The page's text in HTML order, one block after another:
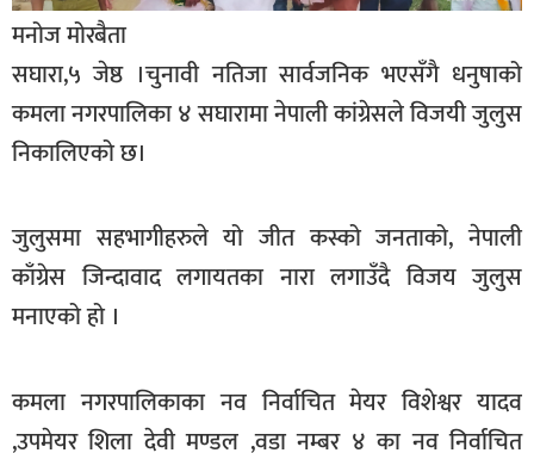
प्रमुख
समाचार
राष्ट्रिय
अन्तराष्ट्रिय
अर्थ
खेलकुद
फोटो
/
मनोज मोरबैता
सघारा,५ जेष्ठ ।चुनावी नतिजा सार्वजनिक भएसँगै धनुषाको
कमला नगरपालिका ४ सघारामा नेपाली कांग्रेसले विजयी जुलुस
निकालिएको छ।
जुलुसमा सहभागीहरुले यो जीत कस्को जनताको, नेपाली
काँग्रेस जिन्दावाद लगायतका नारा लगाउँदै विजय जुलुस
मनाएको हो ।
कमला नगरपालिकाका नव निर्वाचित मेयर विशेश्वर यादव
,उपमेयर शिला देवी मण्डल ,वडा नम्बर ४ का नव निर्वाचित